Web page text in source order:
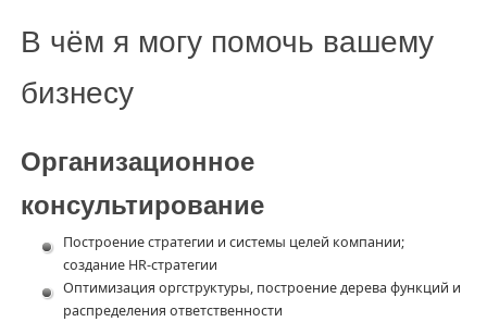
В чём я могу помочь вашему
бизнесу
Организационное
консультирование
Построение стратегии и системы целей компании;
создание HR-стратегии
Оптимизация оргструктуры, построение дерева функций и
распределения ответственности